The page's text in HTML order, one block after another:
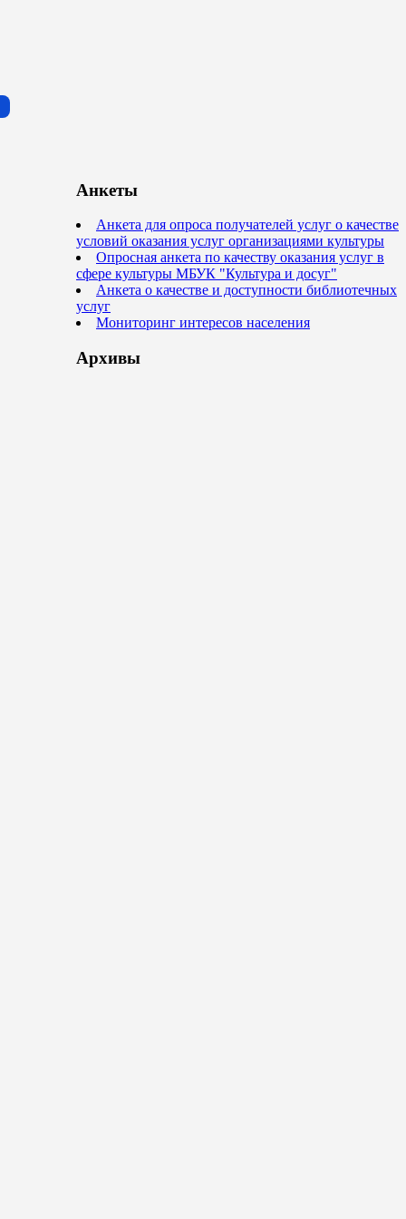
Анкеты
Анкета для опроса получателей услуг о качестве
условий оказания услуг организациями культуры
Опросная анкета по качеству оказания услуг в
сфере культуры МБУК "Культура и досуг"
Анкета о качестве и доступности библиотечных
услуг
Мониторинг интересов населения
Архивы